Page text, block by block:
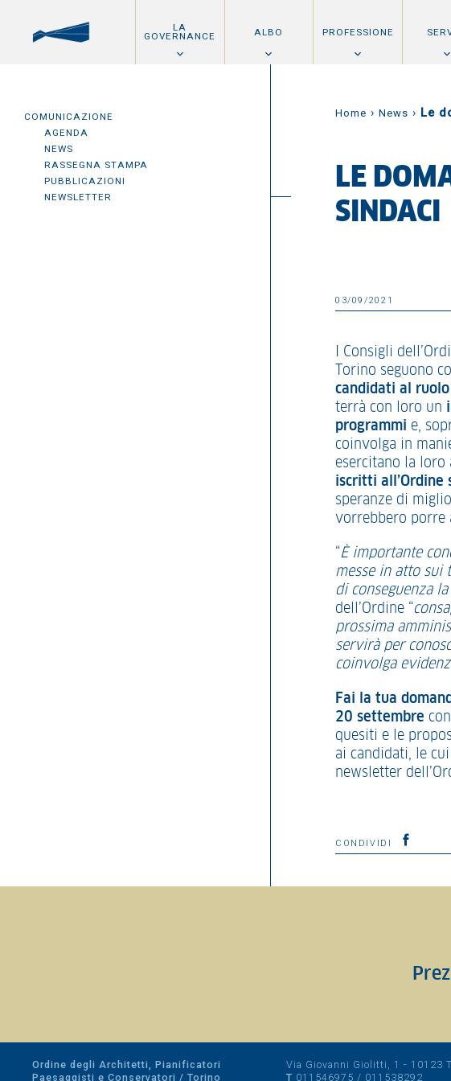
LA
GOVERNANCE ALBO PROFESSIONE
COMUNICAZIONE
AGENDA
NEWS
RASSEGNA STAMPA
PUBBLICAZIONI
NEWSLETTER
Home › News › Le
LE
SINDACI
03/09/2021
I Consigli
Torino seguono
candidati al
terrà con loro un
programmi e,
coinvolga in
esercitano la
iscritti
speranze di
vorrebbero porre
“È importante
messe in atto sui
di conseguenza
dell’Ordine “
prossima
servirà per
coinvolga
Fai la tua
20 settembre
quesiti e le
ai candidati, le
newsletter
CONDIVIDI
Ordine degli Architetti, Pianificatori
Paesaggisti e Conservatori / Torino
Via Giovanni Giolitti, 1 - 10123
T 011546975 / 011538292